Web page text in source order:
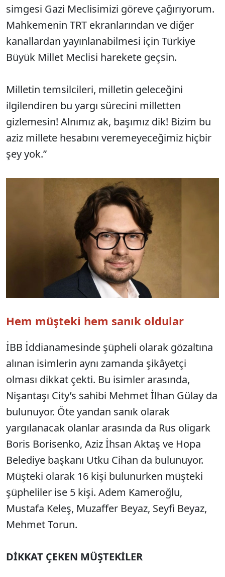
simgesi Gazi Meclisimizi göreve çağırıyorum.
Mahkemenin TRT ekranlarından ve diğer
kanallardan yayınlanabilmesi için Türkiye
Büyük Millet Meclisi harekete geçsin.
Milletin temsilcileri, milletin geleceğini
ilgilendiren bu yargı sürecini milletten
gizlemesin! Alnımız ak, başımız dik! Bizim bu
aziz millete hesabını veremeyeceğimiz hiçbir
şey yok.”
Hem müşteki hem sanık oldular
İBB İddianamesinde şüpheli olarak gözaltına
alınan isimlerin aynı zamanda şikâyetçi
olması dikkat çekti. Bu isimler arasında,
Nişantaşı City’s sahibi Mehmet İlhan Gülay da
bulunuyor. Öte yandan sanık olarak
yargılanacak olanlar arasında da Rus oligark
Boris Borisenko, Aziz İhsan Aktaş ve Hopa
Belediye başkanı Utku Cihan da bulunuyor.
Müşteki olarak 16 kişi bulunurken müşteki
şüpheliler ise 5 kişi. Adem Kameroğlu,
Mustafa Keleş, Muzaffer Beyaz, Seyfi Beyaz,
Mehmet Torun.
DİKKAT ÇEKEN MÜŞTEKİLER